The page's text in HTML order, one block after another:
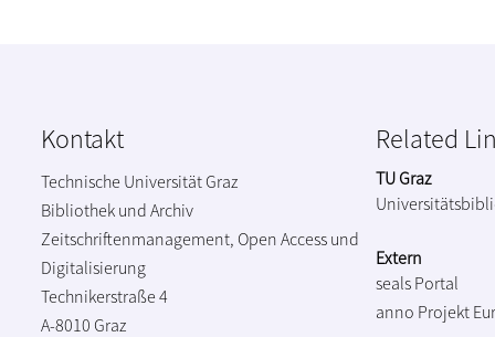
Kontakt
Technische Universität Graz
Bibliothek und Archiv
Zeitschriftenmanagement, Open Access und
Digitalisierung
Technikerstraße 4
A-8010 Graz
Related
TU Graz
Extern
seals Portal
anno Projekt